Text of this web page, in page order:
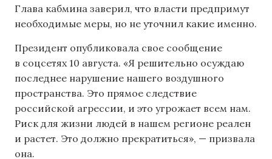
Глава кабмина заверил, что власти предпримут
необходимые меры, но не уточнил какие именно.
Президент опубликовала свое сообщение
в соцсетях 10 августа. «Я решительно осуждаю
последнее нарушение нашего воздушного
пространства. Это прямое следствие
российской агрессии, и это угрожает всем нам.
Риск для жизни людей в нашем регионе реален
и растет. Это должно прекратиться», — призвала
она.